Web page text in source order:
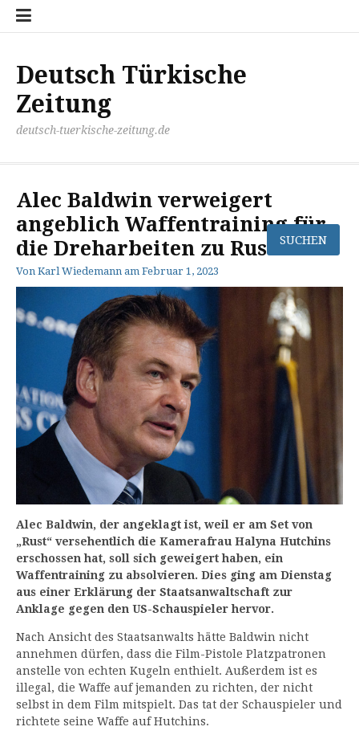
Zum
Inhalt
Deutsch Türkische
Zeitung
deutsch-tuerkische-zeitung.de
Alec Baldwin verweigert
angeblich Waffentraining für
die Dreharbeiten zu Rust
Von Karl Wiedemann am Februar 1, 2023
Alec Baldwin, der angeklagt ist, weil er am Set von
„Rust“ versehentlich die Kamerafrau Halyna Hutchins
erschossen hat, soll sich geweigert haben, ein
Waffentraining zu absolvieren. Dies ging am Dienstag
aus einer Erklärung der Staatsanwaltschaft zur
Anklage gegen den US-Schauspieler hervor.
Nach Ansicht des Staatsanwalts hätte Baldwin nicht
annehmen dürfen, dass die Film-Pistole Platzpatronen
anstelle von echten Kugeln enthielt. Außerdem ist es
illegal, die Waffe auf jemanden zu richten, der nicht
selbst in dem Film mitspielt. Das tat der Schauspieler und
richtete seine Waffe auf Hutchins.